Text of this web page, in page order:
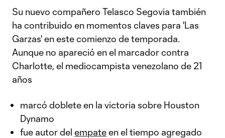
Su nuevo compañero Telasco Segovia también
ha contribuido en momentos claves para 'Las
Garzas' en este comienzo de temporada.
Aunque no apareció en el marcador contra
Charlotte, el mediocampista venezolano de 21
años
marcó doblete en la victoria sobre Houston
Dynamo
fue autor del empateen el tiempo agregado